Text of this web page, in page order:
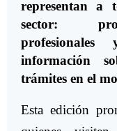
representan a
sector:
información
trámites en el
Esta edición